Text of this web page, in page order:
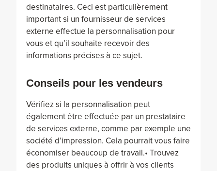
destinataires. Ceci est particulièrement
important si un fournisseur de services
externe effectue la personnalisation pour
vous et qu’il souhaite recevoir des
informations précises à ce sujet.
Conseils pour les vendeurs
Vérifiez si la personnalisation peut
également être effectuée par un prestataire
de services externe, comme par exemple une
société d’impression. Cela pourrait vous faire
économiser beaucoup de travail.• Trouvez
des produits uniques à offrir à vos clients